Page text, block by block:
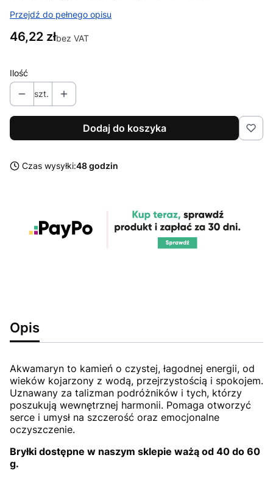
Przejdź do pełnego opisu
Cena
46,22 złbez VAT
Ilość
szt.
Dodaj do koszyka
Czas wysyłki:48 godzin
Opis
Akwamaryn to kamień o czystej, łagodnej energii, od
wieków kojarzony z wodą, przejrzystością i spokojem.
Uznawany za talizman podróżników i tych, którzy
poszukują wewnętrznej harmonii. Pomaga otworzyć
serce i umysł na szczerość oraz emocjonalne
oczyszczenie.
Bryłki dostępne w naszym sklepie ważą od 40 do 60
g.